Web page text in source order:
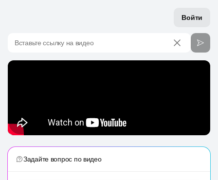
Войти
Вставьте ссылку на видео
Задайте вопрос по видео